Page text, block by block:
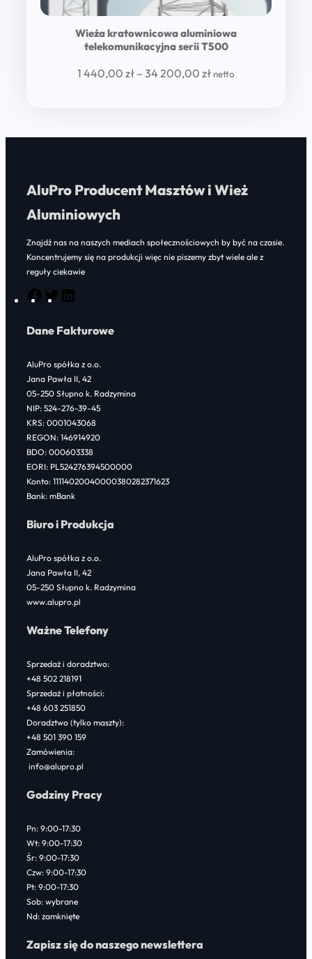
Wieża kratownicowa aluminiowa
telekomunikacyjna serii T500
1 440,00 zł – 34 200,00 złPrice
200,00 zł
netto
AluPro Producent Masztów i Wież
Aluminiowych
Znajdź nas na naszych mediach społecznościowych by być na czasie.
Koncentrujemy się na produkcji więc nie piszemy zbyt wiele ale z
reguły ciekawie
F
c
b
o
o
k
T
i
e
r
n
e
d
I
n
Dane Fakturowe
AluPro spółka z o.o.
Jana Pawła II, 42
05-250 Słupno k. Radzymina
NIP: 524-276-39-45
KRS: 0001043068
REGON: 146914920
BDO: 000603338
EORI: PL524276394500000
Konto: 11114020040000380282371623
Bank: mBank
Biuro i Produkcja
AluPro spółka z o.o.
Jana Pawła II, 42
05-250 Słupno k. Radzymina
www.alupro.pl
Ważne Telefony
Sprzedaż i doradztwo:
+48 502 218191
Sprzedaż i płatności:
+48 603 251850
Doradztwo (tylko maszty):
+48 501 390 159
Zamówienia:
info@alupro.pl
Godziny Pracy
Pn: 9:00-17:30
Wt: 9:00-17:30
Śr: 9:00-17:30
Czw: 9:00-17:30
Pt: 9:00-17:30
Sob: wybrane
Nd: zamknięte
Zapisz się do naszego newslettera